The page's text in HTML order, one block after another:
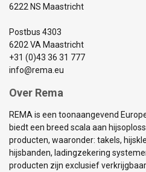
6222 NS Maastricht
Postbus 4303
6202 VA Maastricht
+31 (0)43 36 31 777
info@rema.eu
Over Rema
REMA is een toonaangevend
biedt een breed scala aan
producten, waaronder: takels,
hijsbanden, ladingzekering
producten zijn exclusief